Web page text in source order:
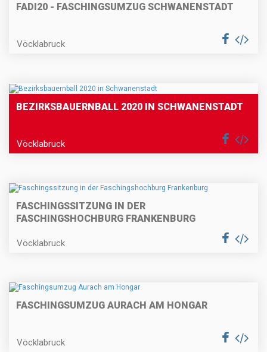
FADI20 - FASCHINGSUMZUG SCHWANENSTADT
Vöcklabruck
BEZIRKSBAUERNBALL 2020 IN SCHWANENSTADT
Vöcklabruck
FASCHINGSSITZUNG IN DER
FASCHINGSHOCHBURG FRANKENBURG
Vöcklabruck
FASCHINGSUMZUG AURACH AM HONGAR
Vöcklabruck